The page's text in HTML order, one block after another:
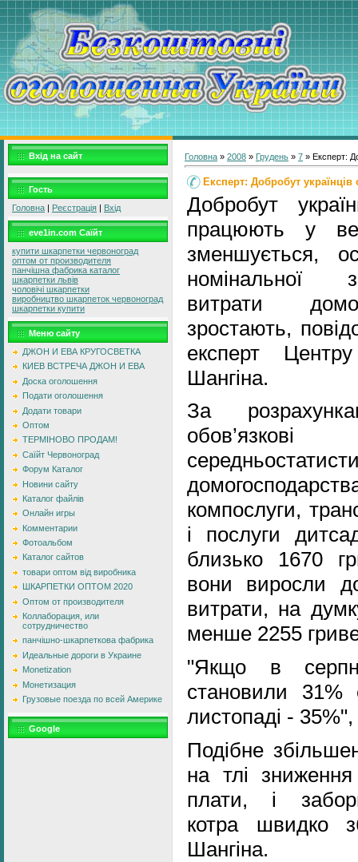
Вхід на сайт
Гость
Головна | Реєстрація | Вхід
eve1in.com Саїйт
купити шкарпетки червоноград
оптом от производителя
панчішна фабрика каталог
шкарпетки львів
чоловічі шкарпетки
виробництво шкарпеток червоноград
шкарпетки купити
Меню сайту
ДЖОН И ЕВА КРУГОСВЕТКА
КИЕВ ВСТРЕЧА ДЖОН И ЕВА
Доска оголошення
Подати оголошення
Додати товари
Оптом
ТЕРМІНОВО ПРОДАМ!
Саїйт Червоноград
Форум Каталог
Новини сайту
Каталог файлів
Онлайн игры
Комментарии
Фотоальбом
Каталог сайтов
товари оптом від виробника
ШКАРПЕТКИ ОПТОМ 2020
Оптом от производителя
Коллаборация, или
сотрудничество
панчішно-шкарпеткова фабрика
Идеальные дороги в Украине
Monetization
Монетизация
Грузовые поезда по всей Америке
Google
Головна » 2008 » Грудень » 7 » Експерт:
Експерт: Добробут українців
Добробут
працюють у
зменшується,
номінальної
витрати
зростають,
експерт
Шангіна.
За
компослуги,
і послуги
близько 1670
вони виросли
витрати, на
менше 2255
"Якщо в серпні
становили 31%
листопаді - 35%",
Подібне
на тлі зниження
плати, і
котра швидко
Шангіна.